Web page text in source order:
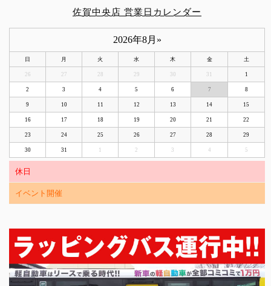
佐賀中央店 営業日カレンダー
2026年8月 »
日 月 火 水 木 金 土
26 27 28 29 30 31 1
2 3 4 5 6 7 8
9 10 11 12 13 14 15
16 17 18 19 20 21 22
23 24 25 26 27 28 29
30 31 1 2 3 4 5
休日
イベント開催